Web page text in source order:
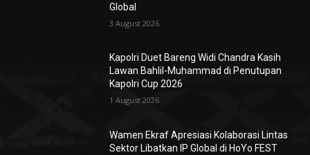
Global
3 August 2026
Kapolri Duet Bareng Widi Chandra Kasih
Lawan Bahlil-Muhammad di Penutupan
Kapolri Cup 2026
1 August 2026
Wamen Ekraf Apresiasi Kolaborasi Lintas
Sektor Libatkan IP Global di HoYo FEST